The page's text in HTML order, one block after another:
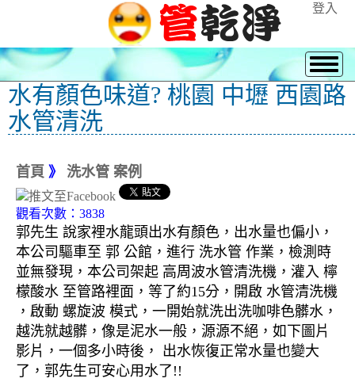
登入
水有顏色味道? 桃園 中壢 西園路
水管清洗
首頁 》 洗水管 案例
觀看次數：3838
郭先生 說家裡水龍頭出水有顏色，出水量也偏小，
本公司驅車至 郭 公館，進行 洗水管 作業，檢測時
並無發現，本公司架起 高周波水管清洗機，灌入 檸
檬酸水 至管路裡面，等了約15分，開啟 水管清洗機
，啟動 螺旋波 模式，一開始就洗出洗咖啡色髒水，
越洗就越髒，像是泥水一般，源源不絕，如下圖片
影片，一個多小時後， 出水恢復正常水量也變大
了，郭先生可安心用水了!!